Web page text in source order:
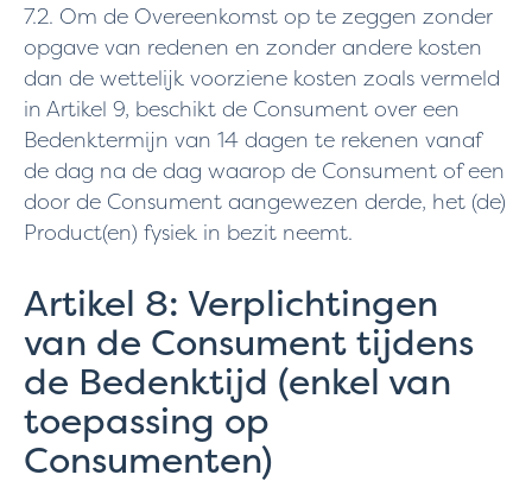
7.2. Om de Overeenkomst op te zeggen zonder
opgave van redenen en zonder andere kosten
dan de wettelijk voorziene kosten zoals vermeld
in Artikel 9, beschikt de Consument over een
Bedenktermijn van 14 dagen te rekenen vanaf
de dag na de dag waarop de Consument of een
door de Consument aangewezen derde, het (de)
Product(en) fysiek in bezit neemt.
Artikel 8: Verplichtingen
van de Consument tijdens
de Bedenktijd (enkel van
toepassing op
Consumenten)